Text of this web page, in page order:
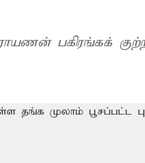
பகிரங்கக்